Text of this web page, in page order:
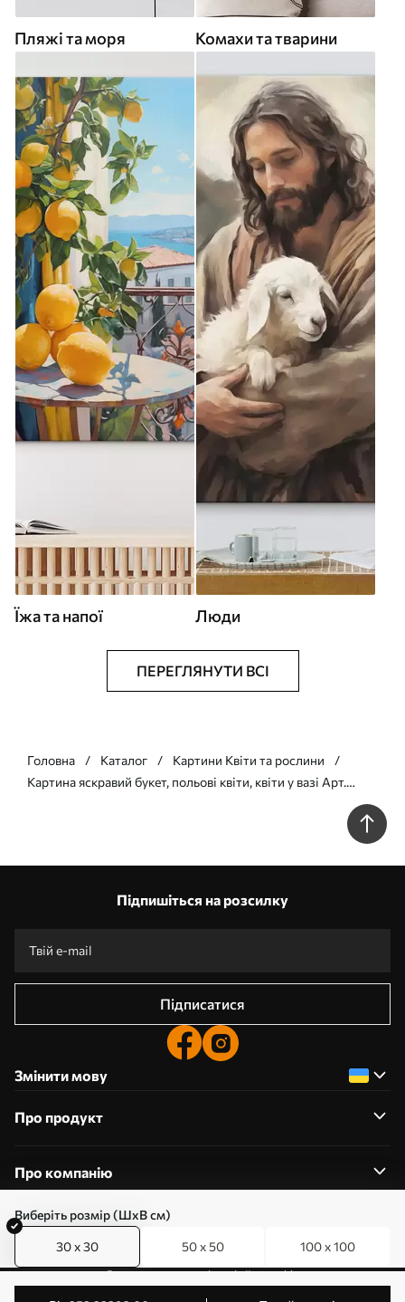
Виберіть розмір (ШхВ см)
30 x 30 50 x 50 100 x 100
Пляжі та моря Комахи та тварини
Їжа та напої Люди
ПЕРЕГЛЯНУТИ ВСІ
Головна Каталог
Картини Квіти та рослини
Картина яскравий букет, польові квіти, квіти у вазі Арт.
Підпишіться на розсилку
Підписатися
Змінити мову
Про продукт
Про компанію
0800357223
Редагування дозволів на файли cookie
© 2011-2026 Art-holst. Усі права захищені. Власник: